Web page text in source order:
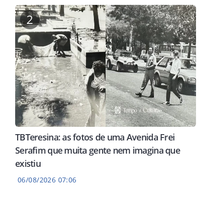
2
TBTeresina: as fotos de uma Avenida Frei
Serafim que muita gente nem imagina que
existiu
06/08/2026 07:06